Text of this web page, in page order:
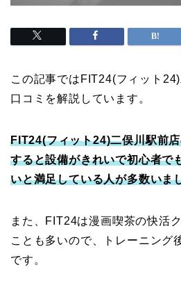
この記事ではFIT24(フィット
口コミを解説しています。
FIT24(フィット24)二俣川駅前
すると設備がきれいで初心者で
いと満足している人が多数いま
また、FIT24は漫画喫茶の快活
ことも多いので、トレーニング
です。